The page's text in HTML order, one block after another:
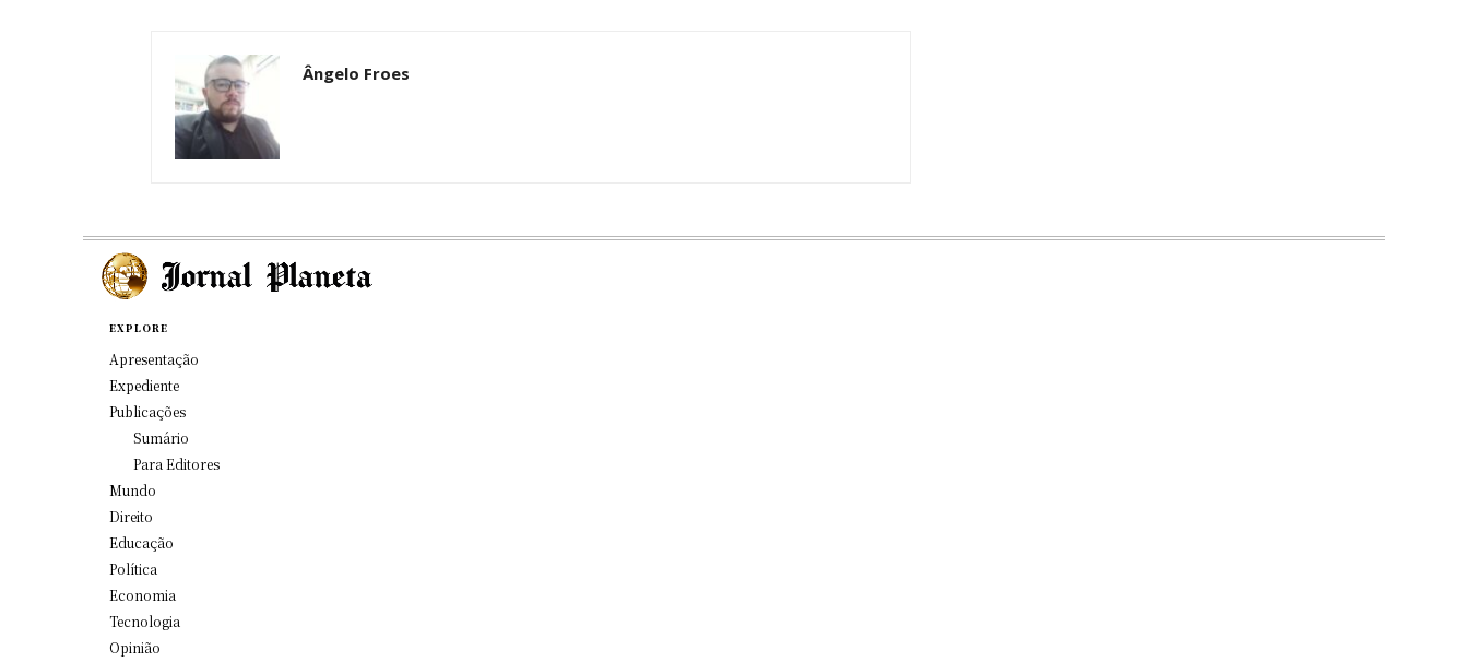
Ângelo Froes
EXPLORE
Apresentação
Expediente
Publicações
Sumário
Para Editores
Mundo
Direito
Educação
Política
Economia
Tecnologia
Opinião